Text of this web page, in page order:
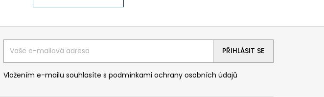
PŘIHLÁSIT SE
Vložením e-mailu souhlasíte s podmínkami ochrany osobních údajů